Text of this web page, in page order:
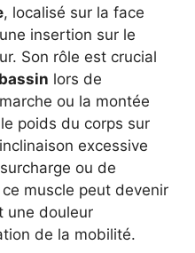
, localisé sur la face
insertion sur le
Son rôle est crucial
lors de
ou la montée
poids du corps sur
excessive
ou de
muscle peut devenir
une douleur
de la mobilité.